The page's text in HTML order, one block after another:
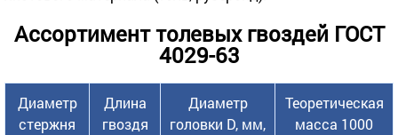
Ассортимент толевых гвоздей ГОСТ
4029-63
Диаметр
стержня
Длина
гвоздя
Диаметр
головки D, мм,
Теоретическая
масса 1000